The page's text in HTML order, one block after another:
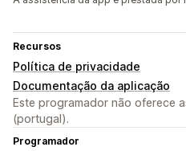
Recursos
Política de privacidade
Documentação da aplicação
Este programador não oferece
(portugal).
Programador